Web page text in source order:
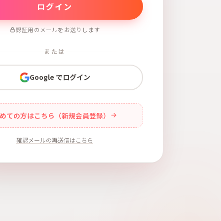
認証用のメールをお送りします
または
Google でログイン
ての方はこちら（新規会員登録）
確認メールの再送信はこちら